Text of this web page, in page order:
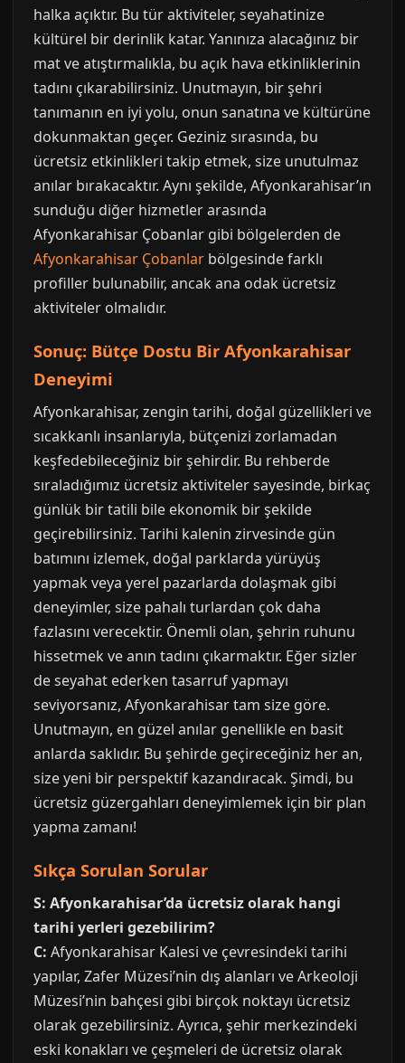
halka açıktır. Bu tür aktiviteler, seyahatinize
kültürel bir derinlik katar. Yanınıza alacağınız bir
mat ve atıştırmalıkla, bu açık hava etkinliklerinin
tadını çıkarabilirsiniz. Unutmayın, bir şehri
tanımanın en iyi yolu, onun sanatına ve kültürüne
dokunmaktan geçer. Geziniz sırasında, bu
ücretsiz etkinlikleri takip etmek, size unutulmaz
anılar bırakacaktır. Aynı şekilde, Afyonkarahisar’ın
sunduğu diğer hizmetler arasında
Afyonkarahisar Çobanlar gibi bölgelerden de
Afyonkarahisar Çobanlar bölgesinde farklı
profiller bulunabilir, ancak ana odak ücretsiz
aktiviteler olmalıdır.
Sonuç: Bütçe Dostu Bir Afyonkarahisar
Deneyimi
Afyonkarahisar, zengin tarihi, doğal güzellikleri ve
sıcakkanlı insanlarıyla, bütçenizi zorlamadan
keşfedebileceğiniz bir şehirdir. Bu rehberde
sıraladığımız ücretsiz aktiviteler sayesinde, birkaç
günlük bir tatili bile ekonomik bir şekilde
geçirebilirsiniz. Tarihi kalenin zirvesinde gün
batımını izlemek, doğal parklarda yürüyüş
yapmak veya yerel pazarlarda dolaşmak gibi
deneyimler, size pahalı turlardan çok daha
fazlasını verecektir. Önemli olan, şehrin ruhunu
hissetmek ve anın tadını çıkarmaktır. Eğer sizler
de seyahat ederken tasarruf yapmayı
seviyorsanız, Afyonkarahisar tam size göre.
Unutmayın, en güzel anılar genellikle en basit
anlarda saklıdır. Bu şehirde geçireceğiniz her an,
size yeni bir perspektif kazandıracak. Şimdi, bu
ücretsiz güzergahları deneyimlemek için bir plan
yapma zamanı!
Sıkça Sorulan Sorular
S: Afyonkarahisar’da ücretsiz olarak hangi
tarihi yerleri gezebilirim?
C: Afyonkarahisar Kalesi ve çevresindeki tarihi
yapılar, Zafer Müzesi’nin dış alanları ve Arkeoloji
Müzesi’nin bahçesi gibi birçok noktayı ücretsiz
olarak gezebilirsiniz. Ayrıca, şehir merkezindeki
eski konakları ve çeşmeleri de ücretsiz olarak